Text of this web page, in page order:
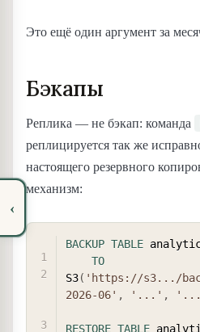
‹
Это ещё один аргумент за
Бэкапы
Реплика — не бэкап: команда
реплицируется так же
настоящего резервного
механизм:
BACKUP TABLE
TO
S3( 'https://s3.../
2026-06' , '...' ,
RESTORE TABLE